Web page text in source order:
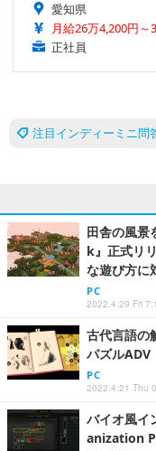
愛知県
月給26万4,200円～
正社員
注目インディーミニ問
田舎の風
k』正式リ
な遊び方に
PC
2022.4.29 Fri
古代言語の
パズル
PC
2022.4.21 Thu
バイオ風イ
anization